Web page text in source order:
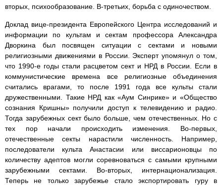
вторых, психообразование. В-третьих, борьба с одиночеством.
Доклад вице-президента Европейского Центра исследований и
информации по культам и сектам профессора Александра
Дворкина был посвящен ситуации с сектами и новыми
религиозными движениями в России. Эксперт упомянул о том,
что 1990-е годы стали расцветом сект и НРД в России. Если в
коммунистические времена все религиозные объединения
считались врагами, то после 1991 года все культы стали
дружественными. Такие НРД как «Аум Синрике» и «Общество
сознания Кришны» получили доступ к телевидению и радио.
Тогда зарубежных сект было больше, чем отечественных. Но с
тех пор начали происходить изменения. Во-первых,
отечественные секты нарастили численность. Например,
последователи культа Анастасии или виссарионовцы по
количеству адептов могли соревноваться с самыми крупными
зарубежными сектами. Во-вторых, интернационализация.
Теперь не только зарубежье стало экспортировать гуру в